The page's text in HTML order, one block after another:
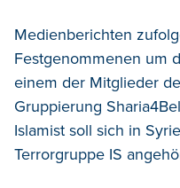
Medienberichten
Festgenommenen um
einem der Mitglieder
Gruppierung
Islamist soll sich in
Terrorgruppe IS